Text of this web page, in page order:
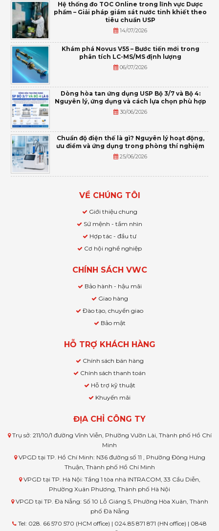
Hệ thống đo TOC Online trong lĩnh vực Dược
phẩm – Giải pháp giám sát nước tinh khiết theo
tiêu chuẩn USP
14/07/2026
Khám phá Novus V55 – Bước tiến mới trong
phân tích LC-MS/MS định lượng
06/07/2026
Dòng hòa tan ứng dụng USP Bộ 3/7 và Bộ 4:
Nguyên lý, ứng dụng và cách lựa chọn phù hợp
30/06/2026
Chuẩn độ điện thế là gì? Nguyên lý hoạt động,
ưu điểm và ứng dụng trong phòng thí nghiệm
25/06/2026
VỀ CHÚNG TÔI
Giới thiệu chung
Sứ mệnh - tầm nhìn
Hợp tác - đầu tư
Cơ hội nghề nghiệp
CHÍNH SÁCH VWC
Bảo hành - hậu mãi
Giao hàng
Đào tạo, chuyển giao
Bảo mật
HỖ TRỢ KHÁCH HÀNG
Chính sách bán hàng
Chính sách thanh toán
Hỗ trợ kỹ thuật
Khuyến mãi
ĐỊA CHỈ CÔNG TY
Trụ sở: 211/10/1 đường Vĩnh Viễn, Phường Vườn Lài, Thành phố Hồ Chí
Minh
VPGD tại TP. Hồ Chí Minh: N36 đường số 11 , Phường Đông Hưng
Thuận, Thành phố Hồ Chí Minh
VPGD tại TP. Hà Nội: Tầng 1 tòa nhà INTRACOM, 33 Cầu Diễn,
Phường Xuân Phương, Thành phố Hà Nội
VPGD tại TP. Đà Nẵng: Số 10 Lỗ Giáng 5, Phường Hòa Xuân, Thành
phố Đà Nẵng
Tel: 028. 66 570 570 (HCM office) | 024.85 871 871 (HN office) | 0848